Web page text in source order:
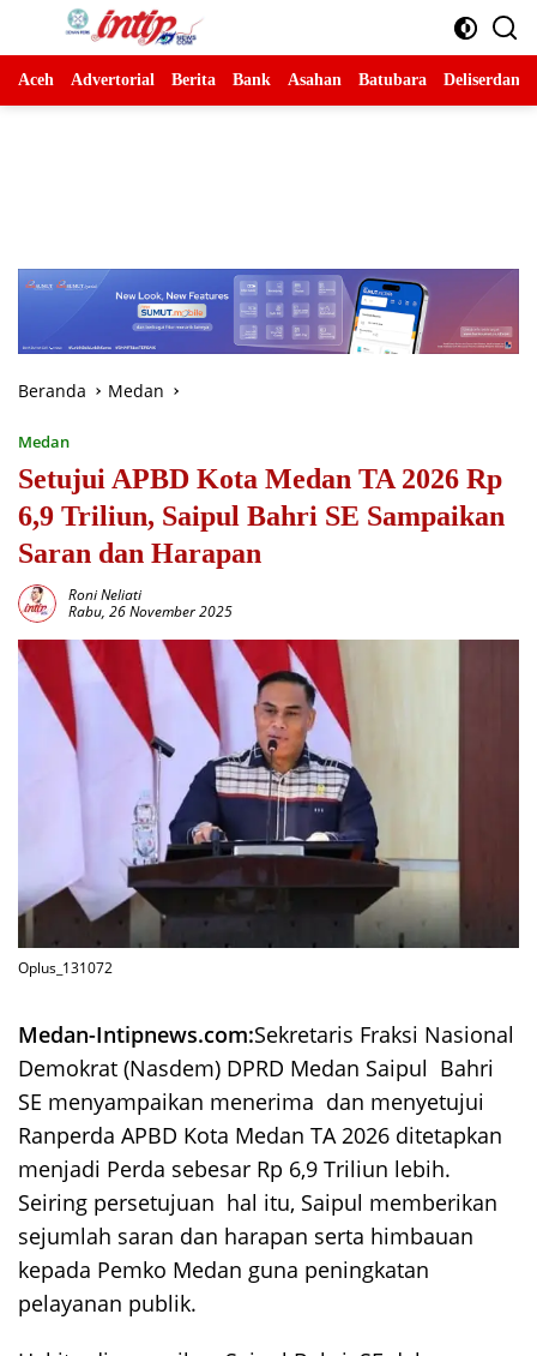
Langsung
Aceh Advertorial Berita Bank Asahan Batubara Deliserdang
Beranda Medan
Medan
Setujui APBD Kota Medan TA 2026 Rp
6,9 Triliun, Saipul Bahri SE Sampaikan
Saran dan Harapan
Roni Neliati
Rabu, 26 November 2025
Oplus_131072
Medan-Intipnews.com:Sekretaris Fraksi Nasional
Demokrat (Nasdem) DPRD Medan Saipul Bahri
SE menyampaikan menerima dan menyetujui
Ranperda APBD Kota Medan TA 2026 ditetapkan
menjadi Perda sebesar Rp 6,9 Triliun lebih.
Seiring persetujuan hal itu, Saipul memberikan
sejumlah saran dan harapan serta himbauan
kepada Pemko Medan guna peningkatan
pelayanan publik.